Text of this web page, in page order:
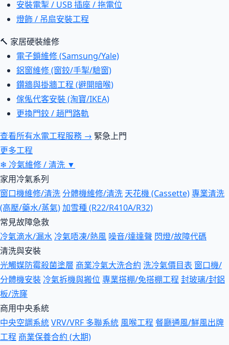
安裝電掣 / USB 插座 / 拖電位
燈飾 / 吊扇安裝工程
🔨 家居硬裝維修
電子鎖維修 (Samsung/Yale)
鋁窗維修 (窗鉸/手掣/驗窗)
鑽牆與掛牆工程 (避開暗喉)
傢俬代客安裝 (淘寶/IKEA)
更換門鉸 / 趟門路軌
查看所有水電工程服務 → 緊急上門
更多工程
❄ 冷氣維修 / 清洗 ▼
家用冷氣系列
窗口機維修/清洗 分體機維修/清洗 天花機 (Cassette)專業清洗
(高壓/藥水/蒸氣)加雪種 (R22/R410A/R32)
常見故障急救
冷氣滴水/漏水 冷氣唔凍/熱風 噪音/達達聲 閃燈/故障代碼
清洗與安裝
光觸媒防霉殺菌塗層 商業冷氣大洗合約 洗冷氣價目表 窗口機/
分體機安裝 冷氣拆機與搬位 專業搭棚/免搭棚工程 封玻璃/封鋁
板/洗窿
商用中央系統
中央空調系統VRV/VRF 多聯系統 風喉工程 餐廳通風/鮮風出牌
工程 商業保養合約 (大期)